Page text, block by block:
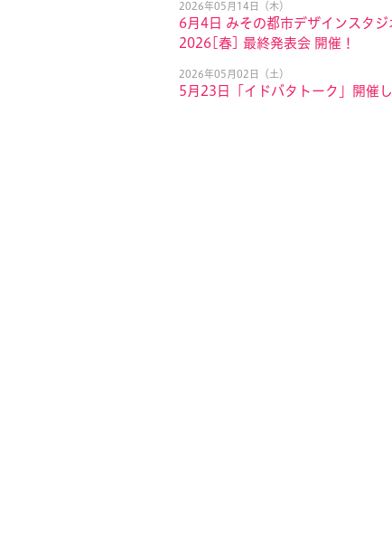
2026年05月14日（木）
6月4日 みその都市デザインスタジ
2026[春] 最終発表会 開催！
2026年05月02日（土）
5月23日「イドバタトーク」開催し